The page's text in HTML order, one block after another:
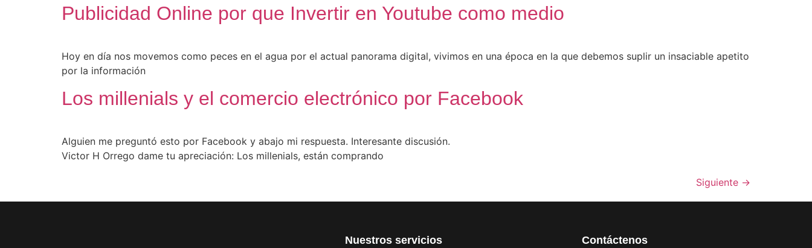
Publicidad Online por que Invertir en Youtube como medio
Hoy en día nos movemos como peces en el agua por el actual panorama digital, vivimos en una época en la que debemos suplir un insaciable apetito
por la información
Los millenials y el comercio electrónico por Facebook
Alguien me preguntó esto por Facebook y abajo mi respuesta. Interesante discusión.
Victor H Orrego dame tu apreciación: Los millenials, están comprando
Siguiente →
Nuestros servicios Contáctenos